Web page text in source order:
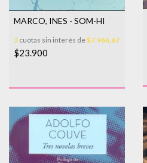
MARCO, INES - SOM-HI
3 cuotas sin interés de$7.966,67
$23.900